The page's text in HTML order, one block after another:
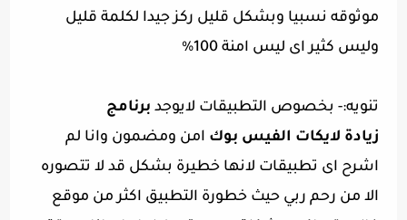
موثوقه نسبيا وبشكل قليل ركز جيدا لكلمة قليل
وليس كثير اى ليس امنة 100%
تنويه:- بخصوص التطبيقات لايوجد برنامج
زيادة لايكات الفيس بوك امن ومضمون وانا لم
اشرح اى تطبيقات لانها خطيرة بشكل قد لا تتصوره
الا من رحم ربي حيث خطورة التطبيق اكثر من موقع